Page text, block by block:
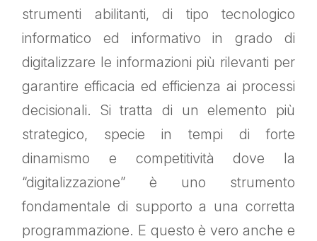
strumenti abilitanti, di tipo tecnologico
informatico ed informativo in grado di
digitalizzare le informazioni più rilevanti per
garantire efficacia ed efficienza ai processi
decisionali. Si tratta di un elemento più
strategico, specie in tempi di forte
dinamismo e competitività dove la
“digitalizzazione” è uno strumento
fondamentale di supporto a una corretta
programmazione. E questo è vero anche e